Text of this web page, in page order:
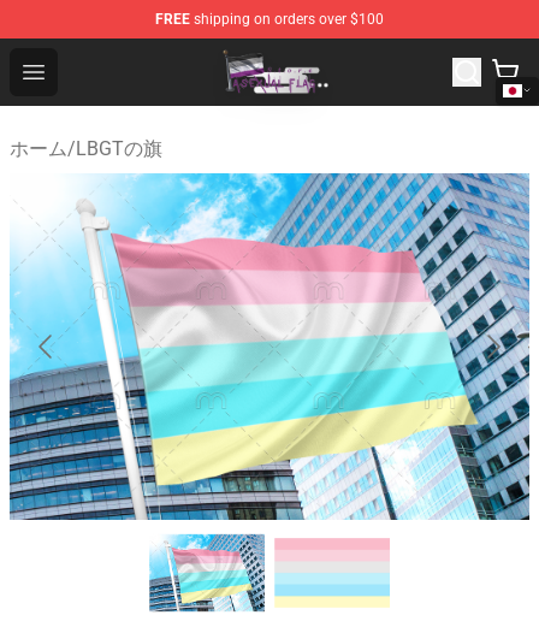
FREE shipping on orders over $100
Open menu
Asexual Flag Shop - The Best Store of Asexual Flag
ホーム/LBGTの旗